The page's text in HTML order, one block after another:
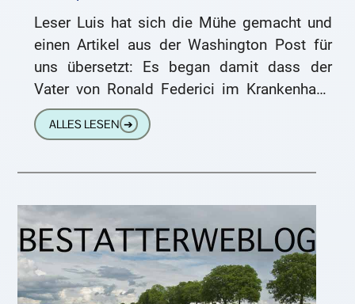
Leser Luis hat sich die Mühe gemacht und
einen Artikel aus der Washington Post für
uns übersetzt: Es began damit dass der
Vater von Ronald Federici im Krankenhaus
gestorben ist.
ALLES LESEN ➔